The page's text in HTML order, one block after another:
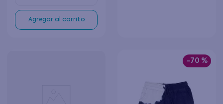
Agregar al carrito
-70 %